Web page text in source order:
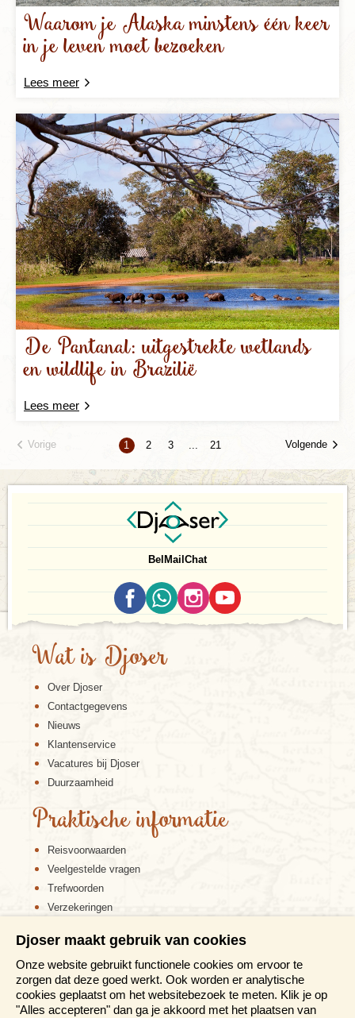
Waarom je Alaska minstens één keer
in je leven moet bezoeken
Lees meer
De Pantanal: uitgestrekte wetlands
en wildlife in Brazilië
Lees meer
Vorige 1 2 3 21 Volgende
BelMailChat
Wat is Djoser
Over Djoser
Contactgegevens
Nieuws
Klantenservice
Vacatures bij Djoser
Duurzaamheid
Praktische informatie
Reisvoorwaarden
Veelgestelde vragen
Trefwoorden
Verzekeringen
Disclaimer
Cookiebeleid
Privacy verklaring
Reis en boek met Djoser zekerheid
Djoser maakt gebruik van cookies
Onze website gebruikt functionele cookies om ervoor te
zorgen dat deze goed werkt. Ook worden er analytische
cookies geplaatst om het websitebezoek te meten. Klik je op
"Alles accepteren" dan ga je akkoord met het plaatsen van